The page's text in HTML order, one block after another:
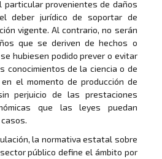
particular provenientes de daños
deber jurídico de soportar de
vigente. Al contrario, no serán
que se deriven de hechos o
hubiesen podido prever o evitar
conocimientos de la ciencia o de
el momento de producción de
perjuicio de las prestaciones
que las leyes puedan
la normativa estatal sobre
público define el ámbito por